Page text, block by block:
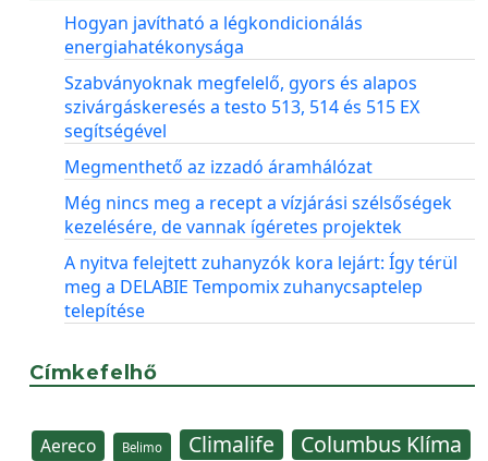
Hogyan javítható a légkondicionálás
energiahatékonysága
Szabványoknak megfelelő, gyors és alapos
szivárgáskeresés a testo 513, 514 és 515 EX
segítségével
Megmenthető az izzadó áramhálózat
Még nincs meg a recept a vízjárási szélsőségek
kezelésére, de vannak ígéretes projektek
A nyitva felejtett zuhanyzók kora lejárt: Így térül
meg a DELABIE Tempomix zuhanycsaptelep
telepítése
Címkefelhő
Aereco Belimo Climalife Columbus Klíma